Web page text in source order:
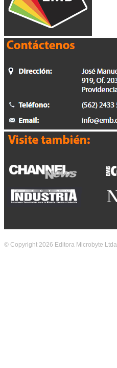
© Copyright 2026 Editora Microbyte Ltda.